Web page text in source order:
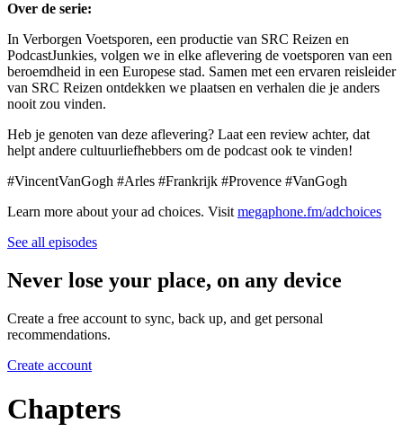
Over de serie:
In Verborgen Voetsporen, een productie van SRC Reizen en
PodcastJunkies, volgen we in elke aflevering de voetsporen van een
beroemdheid in een Europese stad. Samen met een ervaren reisleider
van SRC Reizen ontdekken we plaatsen en verhalen die je anders
nooit zou vinden.
Heb je genoten van deze aflevering? Laat een review achter, dat
helpt andere cultuurliefhebbers om de podcast ook te vinden!
#VincentVanGogh #Arles #Frankrijk #Provence #VanGogh
Learn more about your ad choices. Visit megaphone.fm/adchoices
See all episodes
Never lose your place, on any device
Create a free account to sync, back up, and get personal
recommendations.
Create account
Chapters